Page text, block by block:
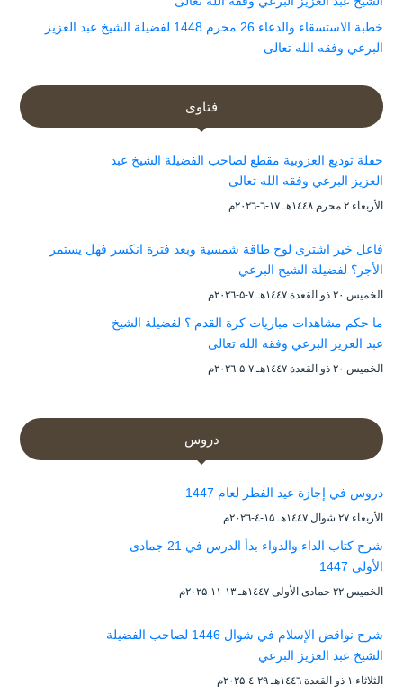
خطبة الاستسقاء والدعاء 26 محرم 1448 لفضيلة الشيخ عبد العزيز
البرعي وفقه الله تعالى
فتاوى
حفلة توديع العزوبية مقطع لصاحب الفضيلة الشيخ عبد
العزيز البرعي وفقه الله تعالى
الأربعاء ۲ محرم ۱٤٤۸هـ ۱۷-٦-۲۰۲٦م
فاعل خير اشترى لوح طاقة شمسية وبعد فترة انكسر فهل يستمر
الأجر؟ لفضيلة الشيخ البرعي
الخميس ۲۰ ذو القعدة ۱٤٤۷هـ ۷-۵-۲۰۲٦م
ما حكم مشاهدات مباريات كرة القدم ؟ لفضيلة الشيخ
عبد العزيز البرعي وفقه الله تعالى
الخميس ۲۰ ذو القعدة ۱٤٤۷هـ ۷-۵-۲۰۲٦م
دروس
دروس في إجازة عيد الفطر لعام 1447
الأربعاء ۲۷ شوال ۱٤٤۷هـ ۱۵-٤-۲۰۲٦م
شرح كتاب الداء والدواء بدأ الدرس في 21 جمادى
الأولى 1447
الخميس ۲۲ جمادى الأولى ۱٤٤۷هـ ۱۳-۱۱-۲۰۲۵م
شرح نواقض الإسلام في شوال 1446 لصاحب الفضيلة
الشيخ عبد العزيز البرعي
الثلاثاء ۱ ذو القعدة ۱٤٤٦هـ ۲۹-٤-۲۰۲۵م